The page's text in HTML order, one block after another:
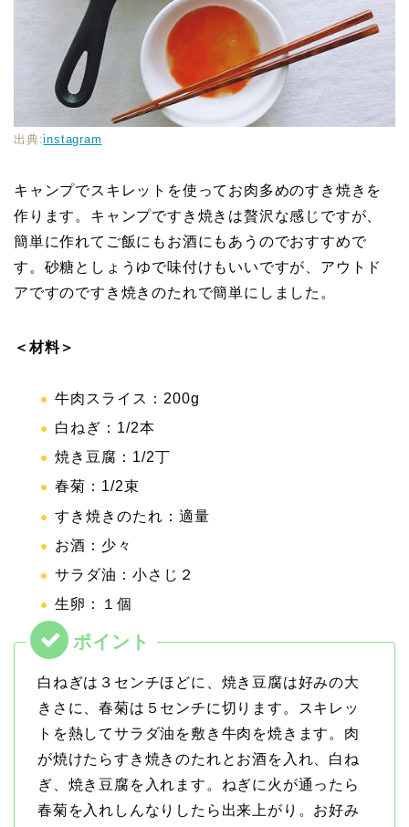
出典:instagram
キャンプでスキレットを使ってお肉多めのすき焼きを
作ります。キャンプですき焼きは贅沢な感じですが、
簡単に作れてご飯にもお酒にもあうのでおすすめで
す。砂糖としょうゆで味付けもいいですが、アウトド
アですのですき焼きのたれで簡単にしました。
＜材料＞
牛肉スライス：200g
白ねぎ：1/2本
焼き豆腐：1/2丁
春菊：1/2束
すき焼きのたれ：適量
お酒：少々
サラダ油：小さじ２
生卵：１個
白ねぎは３センチほどに、焼き豆腐は好みの大
きさに、春菊は５センチに切ります。スキレッ
トを熱してサラダ油を敷き牛肉を焼きます。肉
が焼けたらすき焼きのたれとお酒を入れ、白ね
ぎ、焼き豆腐を入れます。ねぎに火が通ったら
春菊を入れしんなりしたら出来上がり。お好み